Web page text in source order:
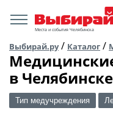
Места и события Челябинска
Выбирай.ру/ Каталог /
в Челябинске
Тип медучреждения